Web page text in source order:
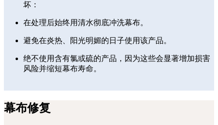
坏：
在处理后始终用清水彻底冲洗幕布。
避免在炎热、阳光明媚的日子使用该产品。
绝不使用含有氯或硫的产品，因为这些会显著增加损害
风险并缩短幕布寿命。
幕布修复